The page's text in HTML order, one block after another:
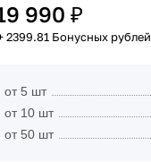
990 ₽
2399.81 Бонусных рублей
от 5 шт
от 10 шт
от 50 шт